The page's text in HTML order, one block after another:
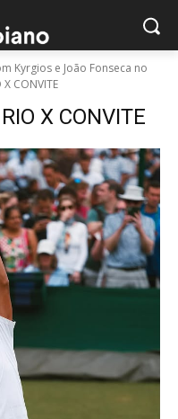
Kyrgios e João Fonseca no
X CONVITE
X CONVITE